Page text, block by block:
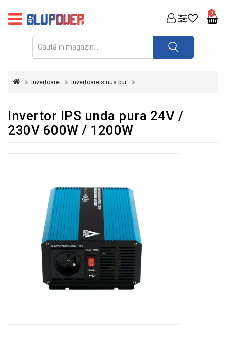
0
FOTOVOLTAICE
REDRESOARE
INVERTOARE
ECHIPAMENTE
Invertoare Invertoare sinus pur
Invertor IPS unda pura 24V /
230V 600W / 1200W